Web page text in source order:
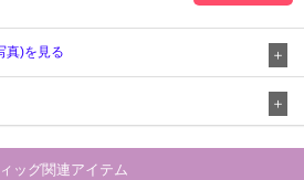
真)を見る
ッグ関連アイテム